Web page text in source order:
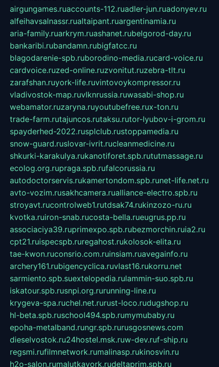
airgungames.ruaccounts-112.ruadler-jun.ruadonyev.ru
alfeihavsalnassr.rualtaipant.ruargentinamia.ru
aria-family.ruarkrym.ruashanet.rubelgorod-day.ru
bankaribi.rubandamn.rubigfatcc.ru
blagodarenie-spb.ruborodino-media.rucard-voice.ru
cardvoice.ruzed-online.ruzvonitut.ruzebra-tlt.ru
zarafshan.ruyork-life.ruvintovoykompressor.ru
vladivostok-map.ruvlknrussia.ruwasabi-shop.ru
webamator.ruzaryna.ruyoutubefree.rux-ton.ru
trade-farm.rutajuncos.rutaksu.rutor-lyubov-i-grom.ru
spayderhed-2022.rusplclub.rustoppamedia.ru
snow-guard.ruslovar-ivrit.rucleanmedicine.ru
shkurki-karakulya.rukanotiforet.spb.rututmassage.ru
ecolog.org.rupraga.spb.rufalcorussia.ru
autodoctorservis.rukamertondom.spb.runet-life.net.ru
avto-vozim.rusakhcamera.rualliance-electro.spb.ru
stroyavt.rucontrolweb1.rutdsak74.rukinzozo-ru.ru
kvotka.ruiron-snab.rucosta-bella.rueugrus.pp.ru
associaciya39.ruprimexpo.spb.rubezmorchin.ruia2.ru
cpt21.ruispecspb.ruregahost.rukolosok-elita.ru
tae-kwon.ruconsrio.com.ruinsiam.ruavegainfo.ru
archery161.rubigencyclica.ruvlast16.rukorru.net
sarmiento.spb.suextelopedia.rulammin-suo.spb.ru
iskatour.spb.rusnpi.org.rurunning-line.ru
krygeva-spa.ruchel.net.rurust-loco.rudugshop.ru
hl-beta.spb.ruschool494.spb.rumymubaby.ru
epoha-metalband.rungr.spb.rurusgosnews.com
dieselvostok.ru24hostel.msk.ruw-dev.ruf-ship.ru
regsmi.rufilmnetwork.rumalinasp.rukinosvin.ru
h2o-salon.rumalutkayork.rudeltaprim.spb.ru